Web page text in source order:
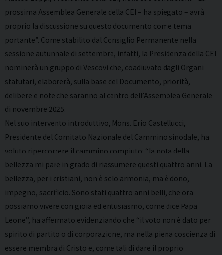
prossima Assemblea Generale della CEI – ha spiegato – avrà
proprio la discussione su questo documento come tema
portante”. Come stabilito dal Consiglio Permanente nella
sessione autunnale di settembre, infatti, la Presidenza della CEI
nominerà un gruppo di Vescovi che, coadiuvato dagli Organi
statutari, elaborerà, sulla base del Documento, priorità,
delibere e note che saranno al centro dell’Assemblea Generale
di novembre 2025.
Nel suo intervento introduttivo, Mons. Erio Castellucci,
Presidente del Comitato Nazionale del Cammino sinodale, ha
voluto ripercorrere il cammino compiuto: “la nota della
bellezza mi pare in grado di riassumere questi quattro anni. La
bellezza, per i cristiani, non è solo armonia, ma è dono,
impegno, sacrificio. Sono stati quattro anni belli, che ora
possiamo vivere con gioia ed entusiasmo, come dice Papa
Leone”, ha affermato evidenziando che “il voto non è dato per
spirito di partito o di corporazione, ma nella piena coscienza di
essere membra di Cristo e, come tali di dare il proprio